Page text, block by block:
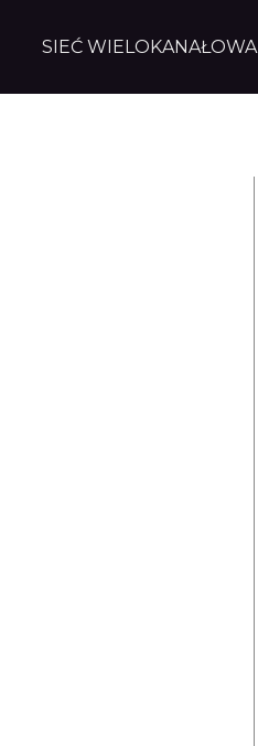
SIEĆ WIELOKANAŁOWA